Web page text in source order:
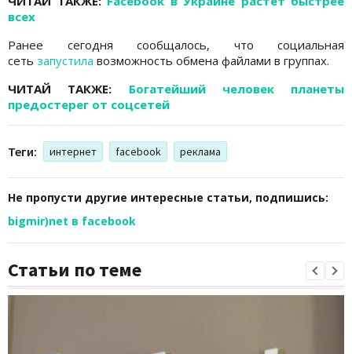
всех
Ранее сегодня сообщалось, что социальная
сеть запустила возможность обмена файлами в группах.
ЧИТАЙ ТАКЖЕ: Богатейший человек планеты
предостерег от соцсетей
Теги: интернет facebook реклама
Не пропусти другие интересные статьи, подпишись:
bigmir)net в facebook
Статьи по теме